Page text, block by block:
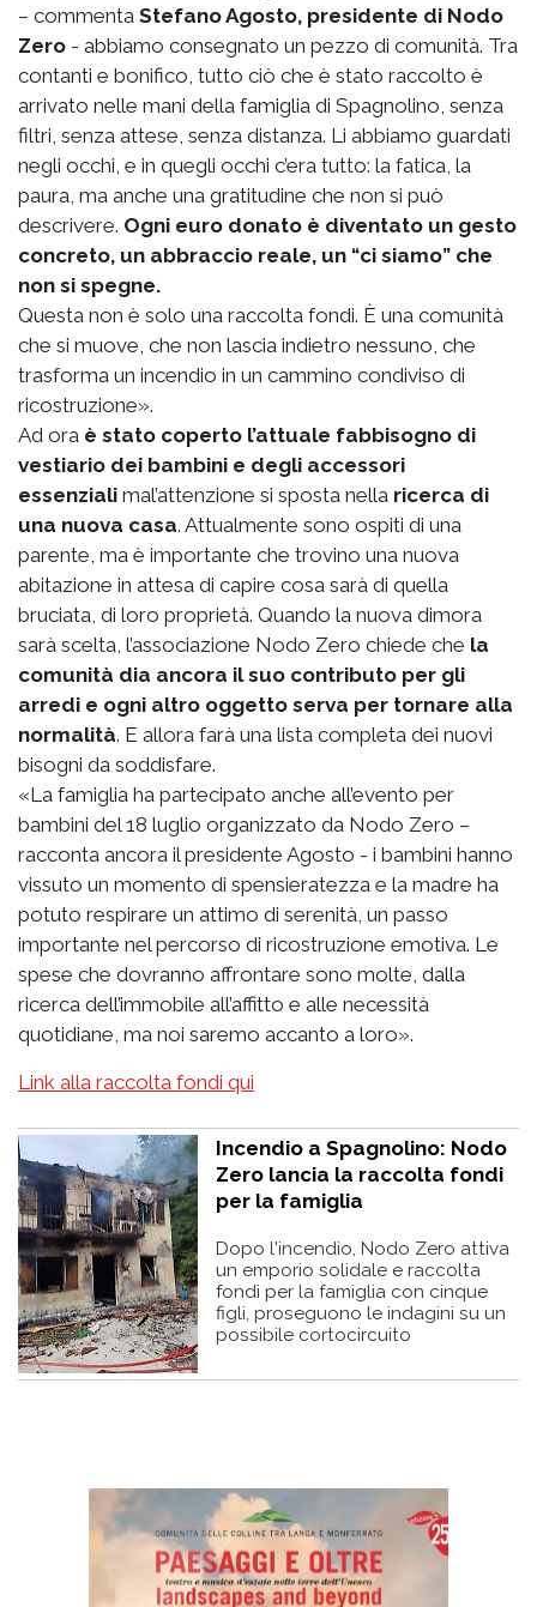
– commenta Stefano Agosto, presidente di Nodo
Zero - abbiamo consegnato un pezzo di comunità. Tra
contanti e bonifico, tutto ciò che è stato raccolto è
arrivato nelle mani della famiglia di Spagnolino, senza
filtri, senza attese, senza distanza. Li abbiamo guardati
negli occhi, e in quegli occhi c’era tutto: la fatica, la
paura, ma anche una gratitudine che non si può
descrivere. Ogni euro donato è diventato un gesto
concreto, un abbraccio reale, un “ci siamo” che
non si spegne.
Questa non è solo una raccolta fondi. È una comunità
che si muove, che non lascia indietro nessuno, che
trasforma un incendio in un cammino condiviso di
ricostruzione».
Ad ora è stato coperto l’attuale fabbisogno di
vestiario dei bambini e degli accessori
essenziali mal’attenzione si sposta nella ricerca di
una nuova casa. Attualmente sono ospiti di una
parente, ma è importante che trovino una nuova
abitazione in attesa di capire cosa sarà di quella
bruciata, di loro proprietà. Quando la nuova dimora
sarà scelta, l’associazione Nodo Zero chiede che la
comunità dia ancora il suo contributo per gli
arredi e ogni altro oggetto serva per tornare alla
normalità. E allora farà una lista completa dei nuovi
bisogni da soddisfare.
«La famiglia ha partecipato anche all’evento per
bambini del 18 luglio organizzato da Nodo Zero –
racconta ancora il presidente Agosto - i bambini hanno
vissuto un momento di spensieratezza e la madre ha
potuto respirare un attimo di serenità, un passo
importante nel percorso di ricostruzione emotiva. Le
spese che dovranno affrontare sono molte, dalla
ricerca dell’immobile all’affitto e alle necessità
quotidiane, ma noi saremo accanto a loro».
Link alla raccolta fondi qui
Incendio a Spagnolino: Nodo
Zero lancia la raccolta fondi
per la famiglia
Dopo l'incendio, Nodo Zero attiva
un emporio solidale e raccolta
fondi per la famiglia con cinque
figli, proseguono le indagini su un
possibile cortocircuito